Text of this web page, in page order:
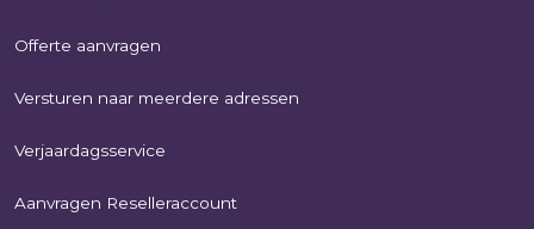
Offerte aanvragen
Versturen naar meerdere adressen
Verjaardagsservice
Aanvragen Reselleraccount